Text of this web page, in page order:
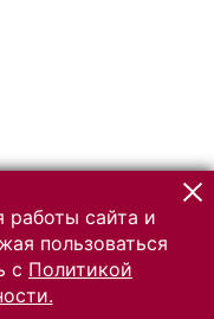
сайта и
пользоваться
с Политикой